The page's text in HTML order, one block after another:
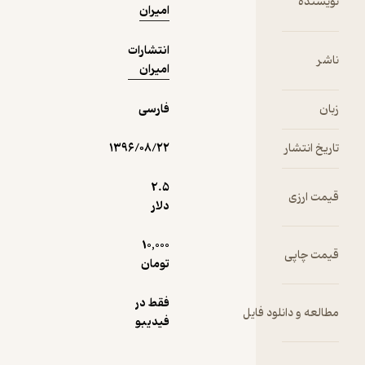
امیران
ناشر
انتشارات
امیران
زبان فارسی
تاریخ انتشار ۱۳۹۶/۰۸/۲۲
قیمت ارزی
2.۵
دلار
قیمت چاپی
10,000
تومان
مطالعه و دانلود فایل
فقط در
فیدیبو